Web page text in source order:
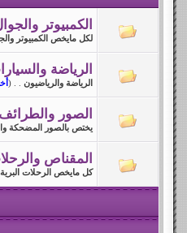
الكمبيوتر
لكل مايخص الكمبيوتر
الرياضة
الرياضة والرياضيون . . (
الصور والطرائف
يختص بالصور المضحكة
المقناص
كل مايخص الرحلات